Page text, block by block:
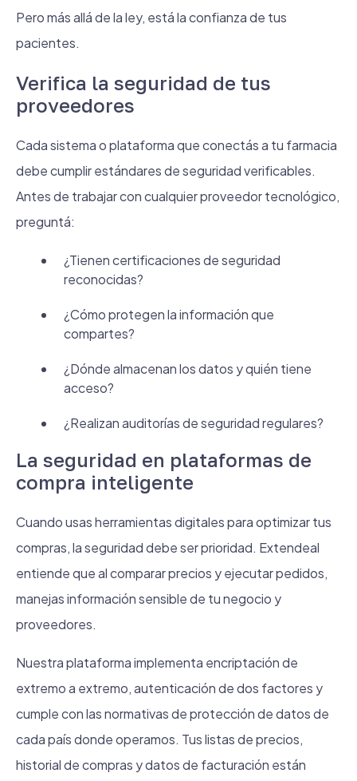
Pero más allá de la ley, está la confianza de tus
pacientes.
Verifica la seguridad de tus
proveedores
Cada sistema o plataforma que conectás a tu farmacia
debe cumplir estándares de seguridad verificables.
Antes de trabajar con cualquier proveedor tecnológico,
preguntá:
¿Tienen certificaciones de seguridad
reconocidas?
¿Cómo protegen la información que
compartes?
¿Dónde almacenan los datos y quién tiene
acceso?
¿Realizan auditorías de seguridad regulares?
La seguridad en plataformas de
compra inteligente
Cuando usas herramientas digitales para optimizar tus
compras, la seguridad debe ser prioridad. Extendeal
entiende que al comparar precios y ejecutar pedidos,
manejas información sensible de tu negocio y
proveedores.
Nuestra plataforma implementa encriptación de
extremo a extremo, autenticación de dos factores y
cumple con las normativas de protección de datos de
cada país donde operamos. Tus listas de precios,
historial de compras y datos de facturación están